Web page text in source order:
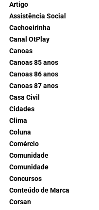
Artigo
Assistência Social
Cachoeirinha
Canal OtPlay
Canoas
Canoas 85 anos
Canoas 86 anos
Canoas 87 anos
Casa Civil
Cidades
Clima
Coluna
Comércio
Comunidade
Comunidade
Concursos
Conteúdo de Marca
Corsan